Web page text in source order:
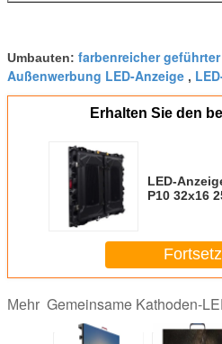
Umbauten: farbenreicher
Außenwerbung LED-Anzeige ,
Erhalten Sie den
LED-
P10 32x16
Mehr Gemeinsame Kathoden-